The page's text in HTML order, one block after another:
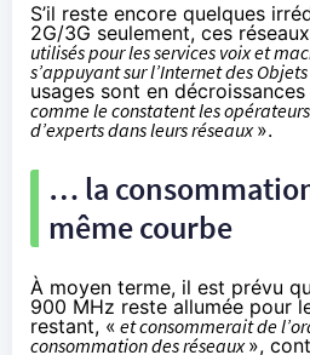
S’il reste encore quelques
2G/3G seulement, ces
utilisés pour les services voix et
s’appuyant sur l’Internet des
usages sont en décroissances
comme le constatent les
d’experts dans leurs réseaux».
… la
même courbe
À moyen terme, il est prévu
900 MHz reste allumée pour
restant, « et consommerait de
consommation des réseaux»,